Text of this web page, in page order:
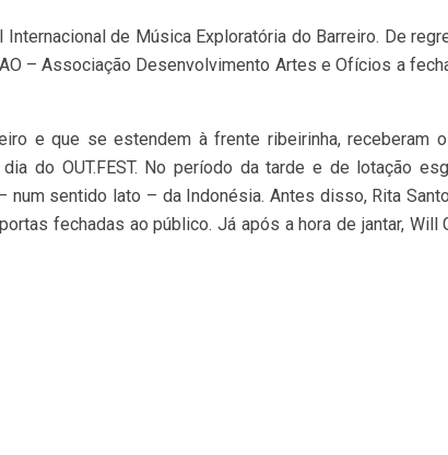
de Música Exploratória do Barreiro. De
– Associação Desenvolvimento Artes e Ofícios a
e que se estendem à frente ribeirinha, receberam o
do OUT.FEST. No período da tarde e de lotação
sentido lato – da Indonésia. Antes disso, Rita
fechadas ao público. Já após a hora de jantar, Will